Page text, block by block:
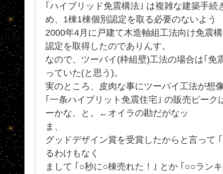
｢ハイブリッド免震構法｣ は複雑な建築手
め、1棟1棟個別認定を取る必要のないよう
2000年4月に戸建て木造軸組工法向け免震
認定を取得したのでありんす。
なので、ツーバイ(枠組壁)工法の場合は｢免
っていた(と思う)。
実のところ、皮肉な事にツーバイ工法が想
｢一条ハイブリット免震住宅｣ の販売ピー
ーかな、と。←オイラの勘だがなッ
ま、
グッドデザイン賞を受賞したからと言って
るわけもなく
まして ｢○秒に○棟売れた！｣ とか ｢○○ラン